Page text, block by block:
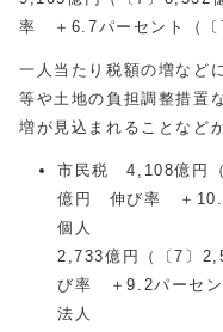
率 ＋6.7パーセント（〔
一人当たり税額の増など
等や土地の負担調整措置
増が見込まれることなど
市民税 4,108億円
億円 伸び率 ＋
個人
2,733億円（〔7〕
び率 ＋9.2パーセン
法人